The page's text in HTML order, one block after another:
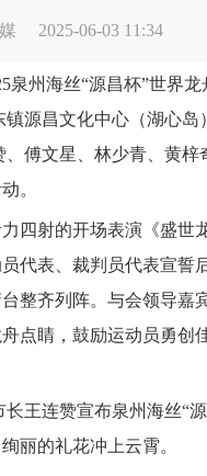
2025-06-03 11:34
州海丝“源昌杯”世界龙
源昌文化中心（湖心岛
、傅文星、林少青、黄梓
。
射的开场表演《盛世龙
代表、裁判员代表宣誓
整齐列阵。与会领导嘉
点睛，鼓励运动员勇创
王连赞宣布泉州海丝“源
丽的礼花冲上云霄。